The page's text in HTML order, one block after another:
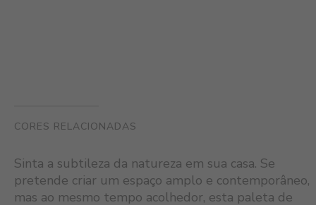
CORES RELACIONADAS
Sinta a subtileza da natureza em sua casa. Se
pretende criar um espaço amplo e contemporâneo,
mas ao mesmo tempo acolhedor, esta paleta de